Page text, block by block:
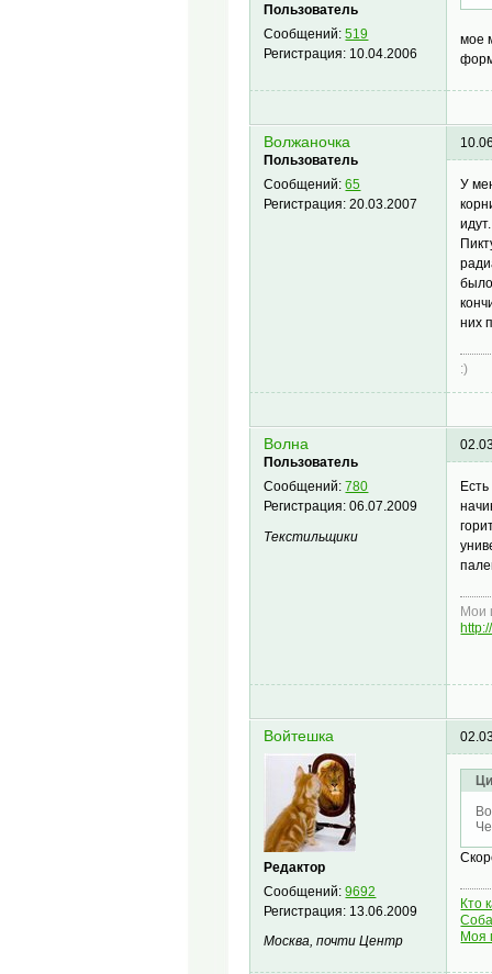
Пользователь
Сообщений:519
Регистрация: 10.04.2006
мое
Волжаночка
Пользователь
Сообщений:65
Регистрация:20.03.2007
У
них
:)
Волна
Пользователь
Сообщений:780
Регистрация:06.07.2009
Текстильщики
Мои
Войтешка
Редактор
Сообщений:9692
Регистрация: 13.06.2009
Москва, почти Центр
Кто
Моя